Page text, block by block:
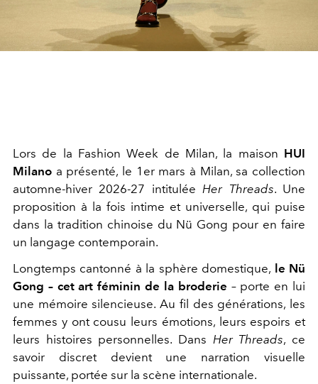
Lors de la Fashion Week de Milan, la maison HUI
Milano a présenté, le 1er mars à Milan, sa collection
automne-hiver 2026-27 intitulée Her Threads. Une
proposition à la fois intime et universelle, qui puise
dans la tradition chinoise du Nü Gong pour en faire
un langage contemporain.
Longtemps cantonné à la sphère domestique, le Nü
Gong – cet art féminin de la broderie – porte en lui
une mémoire silencieuse. Au fil des générations, les
femmes y ont cousu leurs émotions, leurs espoirs et
leurs histoires personnelles. Dans Her Threads, ce
savoir discret devient une narration visuelle
puissante, portée sur la scène internationale.